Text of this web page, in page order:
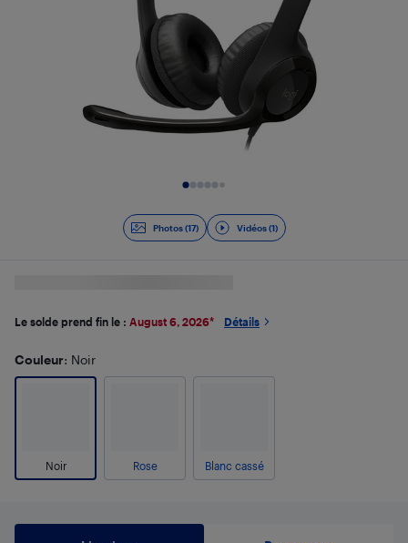
Photos (17) Vidéos (1)
Le solde prend fin le : August 6, 2026* Détails
Couleur: Noir
Noir Rose Blanc cassé